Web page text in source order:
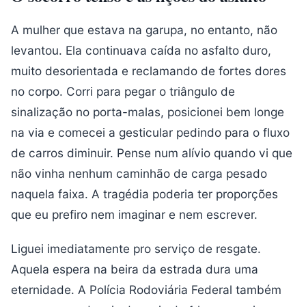
A mulher que estava na garupa, no entanto, não
levantou. Ela continuava caída no asfalto duro,
muito desorientada e reclamando de fortes dores
no corpo. Corri para pegar o triângulo de
sinalização no porta-malas, posicionei bem longe
na via e comecei a gesticular pedindo para o fluxo
de carros diminuir. Pense num alívio quando vi que
não vinha nenhum caminhão de carga pesado
naquela faixa. A tragédia poderia ter proporções
que eu prefiro nem imaginar e nem escrever.
Liguei imediatamente pro serviço de resgate.
Aquela espera na beira da estrada dura uma
eternidade. A Polícia Rodoviária Federal também